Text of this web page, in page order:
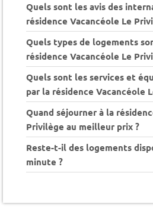
Quels sont les avis des
résidence Vacancéole Le
Quels types de logements
résidence Vacancéole Le
Quels sont les services et
par la résidence Vacancéole
Quand séjourner à la
Privilège au meilleur prix ?
Reste-t-il des logements
minute ?